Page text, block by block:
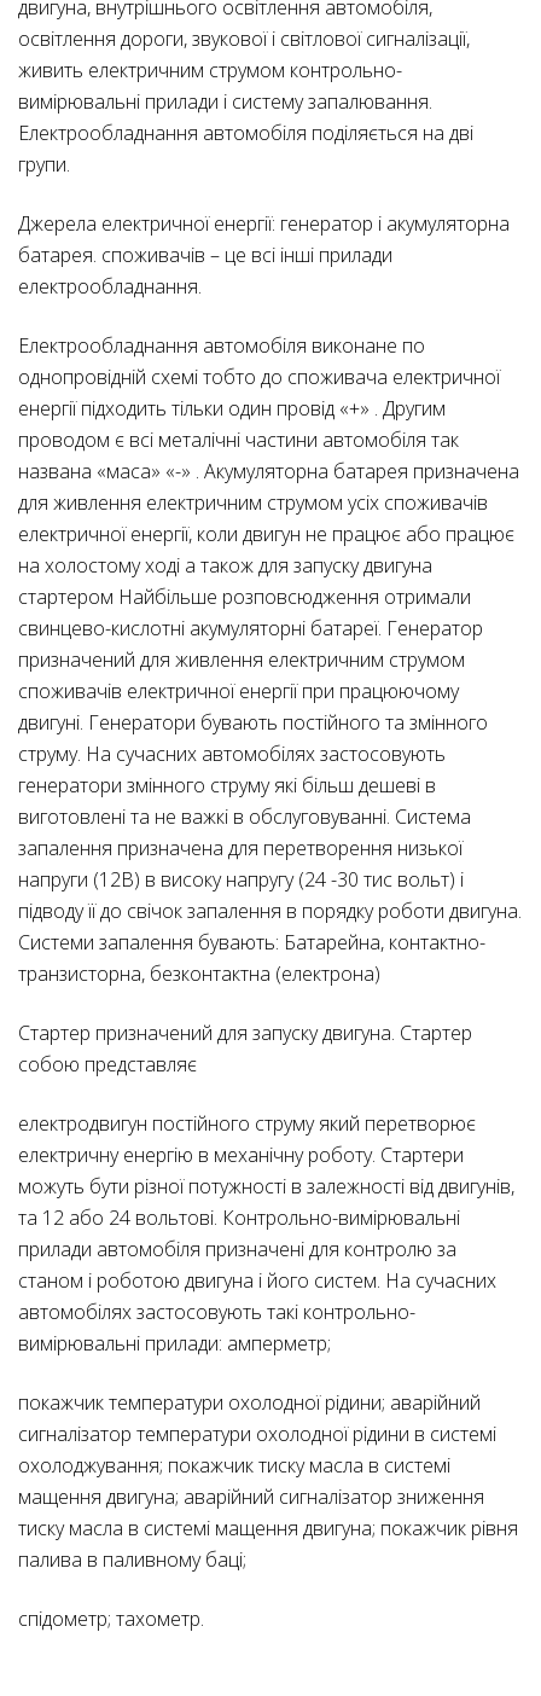
двигуна, внутрішнього освітлення автомобіля,
освітлення дороги, звукової і світлової сигналізації,
живить електричним струмом контрольно-
вимірювальні прилади і систему запалювання.
Електрообладнання автомобіля поділяється на дві
групи.
Джерела електричної енергії: генератор і акумуляторна
батарея. споживачів – це всі інші прилади
електрообладнання.
Електрообладнання автомобіля виконане по
однопровідній схемі тобто до споживача електричної
енергії підходить тільки один провід «+» . Другим
проводом є всі металічні частини автомобіля так
названа «маса» «-» . Акумуляторна батарея призначена
для живлення електричним струмом усіх споживачів
електричної енергії, коли двигун не працює або працює
на холостому ході а також для запуску двигуна
стартером Найбільше розповсюдження отримали
свинцево-кислотні акумуляторні батареї. Генератор
призначений для живлення електричним струмом
споживачів електричної енергії при працюючому
двигуні. Генератори бувають постійного та змінного
струму. На сучасних автомобілях застосовують
генератори змінного струму які більш дешеві в
виготовлені та не важкі в обслуговуванні. Система
запалення призначена для перетворення низької
напруги (12В) в високу напругу (24 -30 тис вольт) і
підводу її до свічок запалення в порядку роботи двигуна.
Системи запалення бувають: Батарейна, контактно-
транзисторна, безконтактна (електрона)
Стартер призначений для запуску двигуна. Стартер
собою представляє
електродвигун постійного струму який перетворює
електричну енергію в механічну роботу. Стартери
можуть бути різної потужності в залежності від двигунів,
та 12 або 24 вольтові. Контрольно-вимірювальні
прилади автомобіля призначені для контролю за
станом і роботою двигуна і його систем. На сучасних
автомобілях застосовують такі контрольно-
вимірювальні прилади: амперметр;
покажчик температури охолодної рідини; аварійний
сигналізатор температури охолодної рідини в системі
охолоджування; покажчик тиску масла в системі
мащення двигуна; аварійний сигналізатор зниження
тиску масла в системі мащення двигуна; покажчик рівня
палива в паливному баці;
спідометр; тахометр.